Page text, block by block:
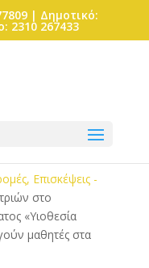
| Δημοτικό:
2310 267433
Επισκέψεις -
στο
«Υιοθεσία
μαθητές στα